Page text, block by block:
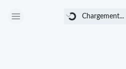
Chargement...